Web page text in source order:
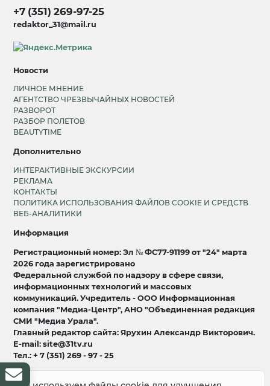
+7 (351) 269-97-25
redaktor_31@mail.ru
Новости
ЛИЧНОЕ МНЕНИЕ
АГЕНТСТВО ЧРЕЗВЫЧАЙНЫХ НОВОСТЕЙ
РАЗВОРОТ
РАЗБОР ПОЛЕТОВ
BEAUTYTIME
Дополнительно
ИНТЕРАКТИВНЫЕ ЭКСКУРСИИ
РЕКЛАМА
КОНТАКТЫ
ПОЛИТИКА ИСПОЛЬЗОВАНИЯ ФАЙЛОВ COOKIE И СРЕДСТВ
ВЕБ-АНАЛИТИКИ
Информация
Регистрационный номер: Эл № ФС77-91199 от "24" марта
2026 года зарегистрировано
Федеральной службой по надзору в сфере связи,
информационных технологий и массовых
коммуникаций. Учредитель - ООО Информационная
компания "Медиа-Центр", АНО "Объединенная редакция
СМИ "Медиа Урала".
Главный редактор сайта: Ярухин Александр Викторович.
E-mail: site@31tv.ru
Тел.: + 7 (351) 269 - 97 - 25
18+